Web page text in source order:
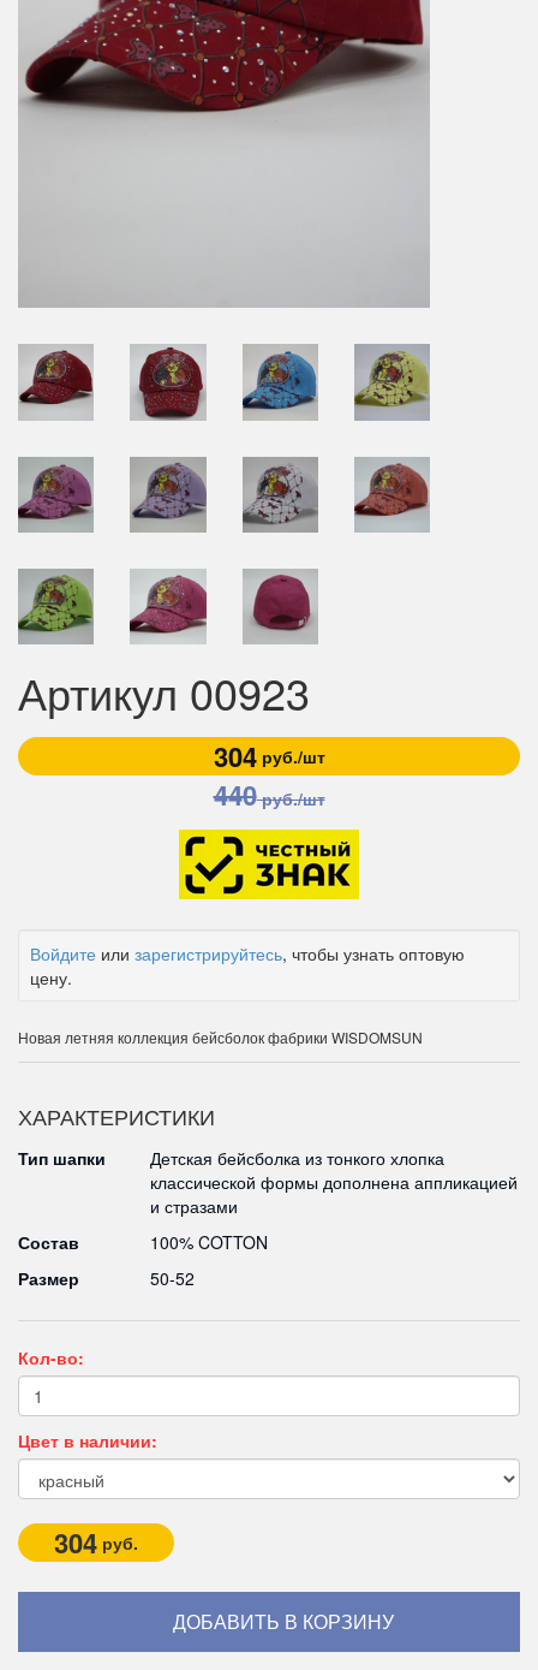
Артикул 00923
304руб./шт
440руб./шт
Войдите или зарегистрируйтесь, чтобы узнать оптовую
цену.
Новая летняя коллекция бейсболок фабрики WISDOMSUN
ХАРАКТЕРИСТИКИ
Тип шапки
Детская бейсболка из тонкого хлопка
классической формы дополнена аппликацией
и стразами
Состав
100% COTTON
Размер
50-52
Кол-во:
Цвет в наличии:
304 руб.